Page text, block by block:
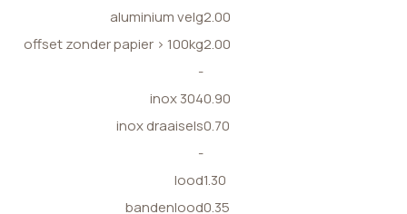
aluminium velg2.00
offset zonder papier > 100kg2.00
-
inox 3040.90
inox draaisels0.70
-
lood1.30
bandenlood0.35